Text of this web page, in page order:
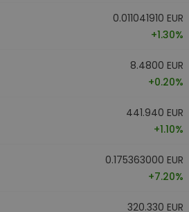
0.011041910 EUR
+1.30%
8.4800 EUR
+0.20%
441.940 EUR
+1.10%
0.175363000 EUR
+7.20%
320.330 EUR